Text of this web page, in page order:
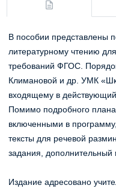
В пособии представлены
литературному чтению
требований ФГОС.
Климановой и др. УМК
входящему в
Помимо подробного
включенными в
тексты для речевой
задания, дополнительный
Издание адресовано